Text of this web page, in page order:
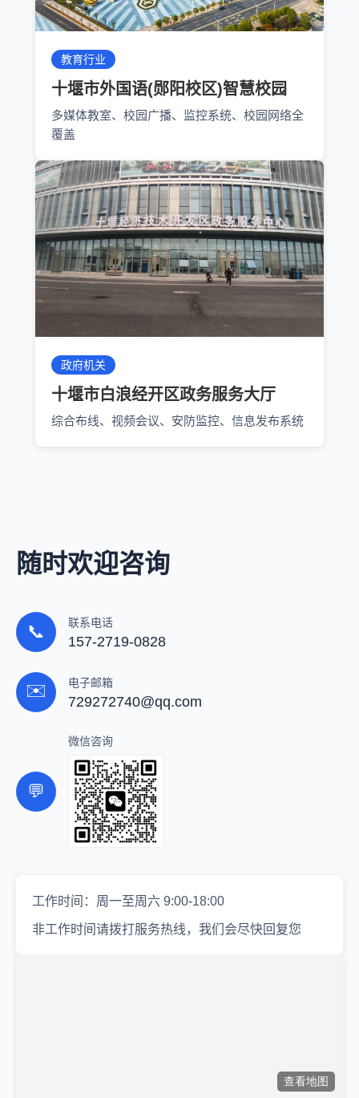
教育行业
十堰市外国语(郧阳校区)智慧校园
多媒体教室、校园广播、监控系统、校园网络全
覆盖
政府机关
十堰市白浪经开区政务服务大厅
综合布线、视频会议、安防监控、信息发布系统
随时欢迎咨询
📞 联系电话
157-2719-0828
✉️ 电子邮箱
729272740@qq.com
💬
微信咨询
工作时间：周一至周六 9:00-18:00
非工作时间请拨打服务热线，我们会尽快回复您